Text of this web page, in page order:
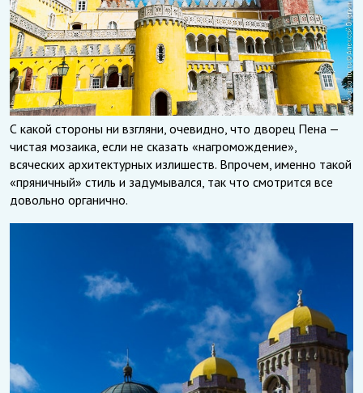
С какой стороны ни взгляни, очевидно, что дворец Пена —
чистая мозаика, если не сказать «нагромождение»,
всяческих архитектурных излишеств. Впрочем, именно такой
«пряничный» стиль и задумывался, так что смотрится все
довольно органично.